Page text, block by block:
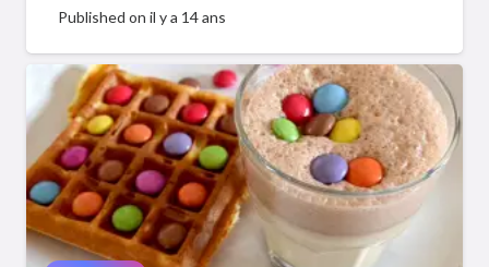
Published on il y a 14 ans